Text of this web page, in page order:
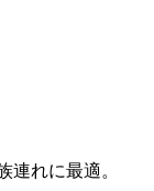
連れに最適。